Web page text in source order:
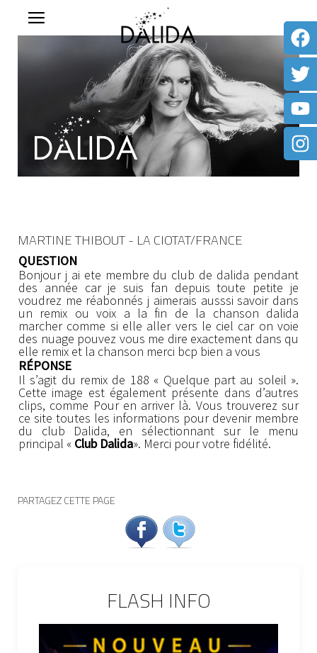
MARTINE THIBOUT - LA CIOTAT/FRANCE
QUESTION
Bonjour j ai ete membre du club de dalida pendant
des année car je suis fan depuis toute petite je
voudrez me réabonnés j aimerais ausssi savoir dans
un remix ou voix a la fin de la chanson dalida
marcher comme si elle aller vers le ciel car on voie
des nuage pouvez vous me dire exactement dans qu
elle remix et la chanson merci bcp bien a vous
RÉPONSE
Il s’agit du remix de 188 « Quelque part au soleil ».
Cette image est également présente dans d’autres
clips, comme Pour en arriver là. Vous trouverez sur
ce site toutes les informations pour devenir membre
du club Dalida, en sélectionnant sur le menu
principal « Club Dalida». Merci pour votre fidélité.
PARTAGEZ CETTE PAGE
FLASH INFO